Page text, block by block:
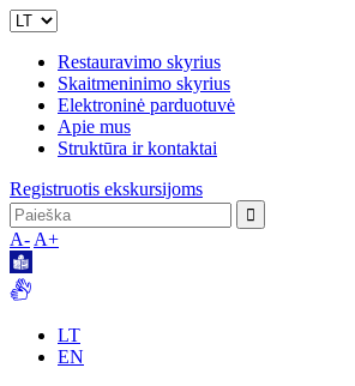
Restauravimo skyrius
Skaitmeninimo skyrius
Elektroninė parduotuvė
Apie mus
Struktūra ir kontaktai
Registruotis ekskursijoms
A- A+
LT
EN